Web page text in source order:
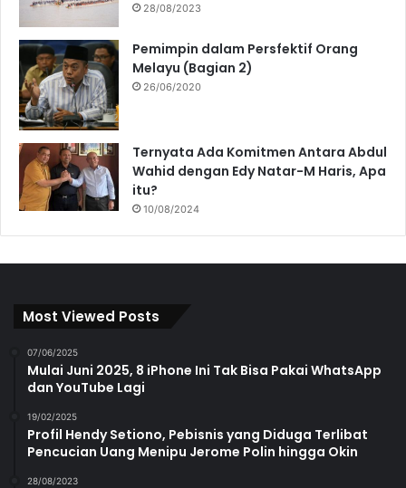
28/08/2023
Pemimpin dalam Persfektif Orang
Melayu (Bagian 2)
26/06/2020
Ternyata Ada Komitmen Antara Abdul
Wahid dengan Edy Natar-M Haris, Apa
itu?
10/08/2024
Most Viewed Posts
07/06/2025
Mulai Juni 2025, 8 iPhone Ini Tak Bisa Pakai WhatsApp
dan YouTube Lagi
19/02/2025
Profil Hendy Setiono, Pebisnis yang Diduga Terlibat
Pencucian Uang Menipu Jerome Polin hingga Okin
28/08/2023